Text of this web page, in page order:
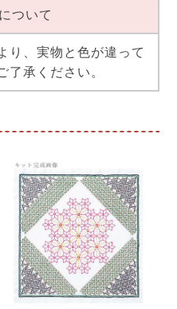
ついて
り、実物と色が違って
了承ください。